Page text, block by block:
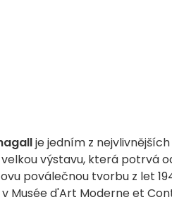
je jedním z
výstavu, která potrvá
poválečnou tvorbu z let
Musée d'Art Moderne et